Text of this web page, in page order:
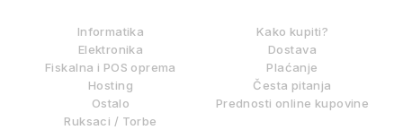
Informatika
Elektronika
Fiskalna i POS oprema
Hosting
Ostalo
Ruksaci / Torbe
Kako kupiti?
Dostava
Plaćanje
Česta pitanja
Prednosti online kupovine